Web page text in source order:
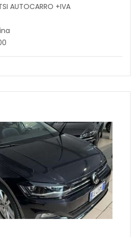
AUTOCARRO +IVA